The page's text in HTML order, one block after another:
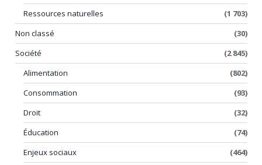
Ressources naturelles
(1 703)
Non classé
(30)
Société
(2 845)
Alimentation
(802)
Consommation
(93)
Droit
(32)
Éducation
(74)
Enjeux sociaux
(464)